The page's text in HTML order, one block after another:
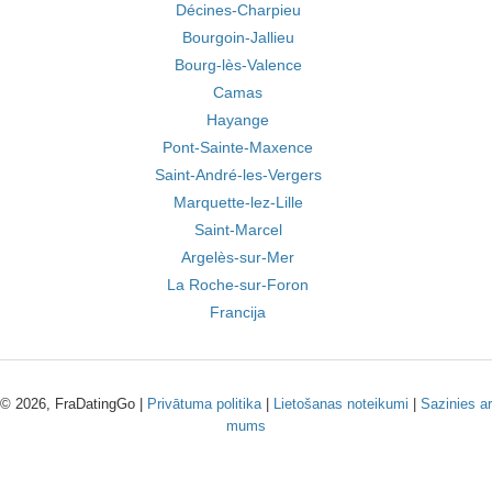
Décines-Charpieu
Bourgoin-Jallieu
Bourg-lès-Valence
Camas
Hayange
Pont-Sainte-Maxence
Saint-André-les-Vergers
Marquette-lez-Lille
Saint-Marcel
Argelès-sur-Mer
La Roche-sur-Foron
Francija
© 2026, FraDatingGo | Privātuma politika| Lietošanas noteikumi
Sazinies ar
mums